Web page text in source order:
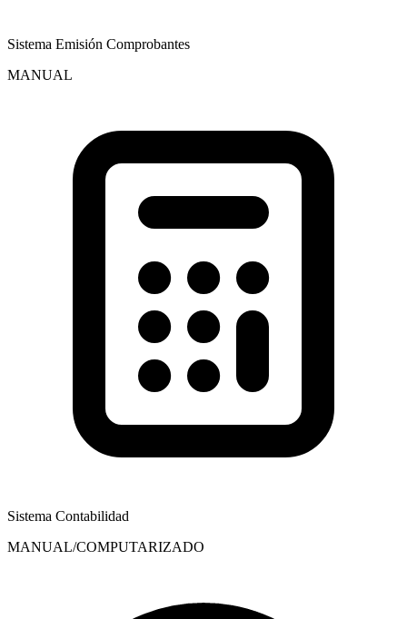
Sistema Emisión Comprobantes
MANUAL
Sistema Contabilidad
MANUAL/COMPUTARIZADO